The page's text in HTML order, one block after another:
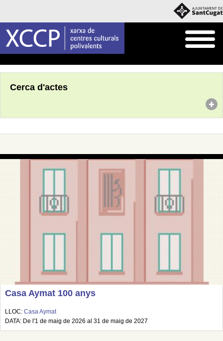
Cerca d'actes
Casa Aymat 100 anys
LLOC: Casa Aymat
DATA: De l'1 de maig de 2026 al 31 de maig de 2027